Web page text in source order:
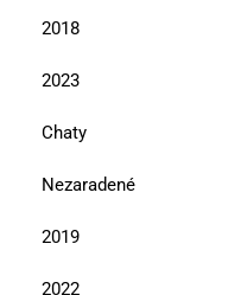
2018
2023
Chaty
Nezaradené
2019
2022